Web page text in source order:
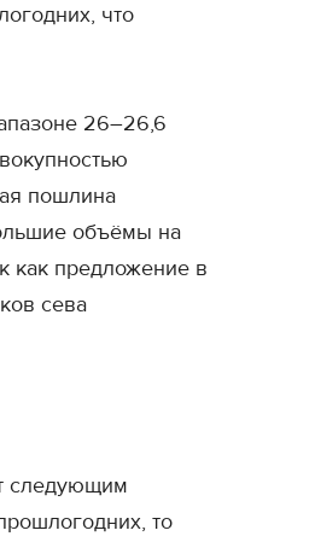
что
26–26,6
пошлина
объёмы на
как предложение в
сева
следующим
то